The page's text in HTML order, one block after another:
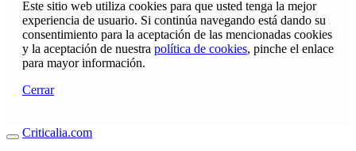
Este sitio web utiliza cookies para que usted tenga la mejor
experiencia de usuario. Si continúa navegando está dando su
consentimiento para la aceptación de las mencionadas cookies
y la aceptación de nuestra política de cookies, pinche el enlace
para mayor información.
Cerrar
Criticalia.com